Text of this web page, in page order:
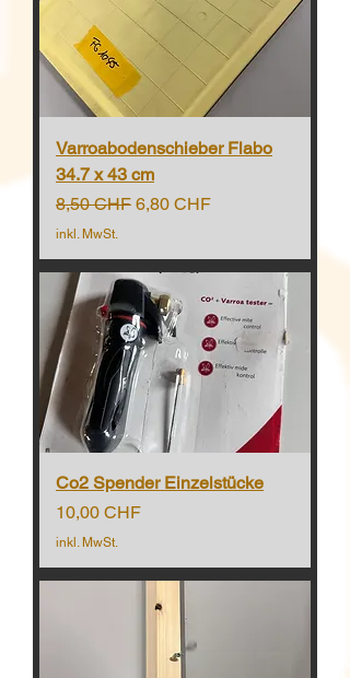
Varroabodenschieber Flabo
34.7 x 43 cm
Standardpreis
8,50 CHF Sale-Preis
6,80 CHF
inkl. MwSt.
Co2 Spender Einzelstücke
Preis
10,00 CHF
inkl. MwSt.